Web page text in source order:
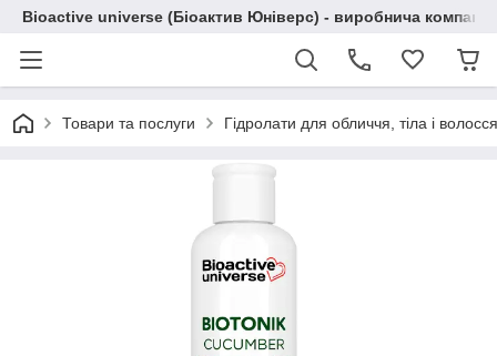
Bioactive universe (Біоактив Юніверс) - виробнича
Товари та послуги Гідролати для обличчя, тіла і